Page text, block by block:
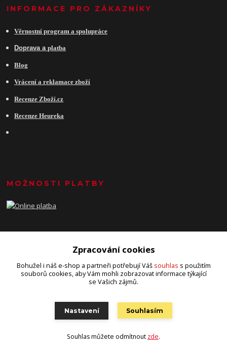
INFORMACE PRO ZÁKAZNÍKY
Věrnostní program a spolupráce
Doprava aplatba
Blog
Vrácení a reklamace zboží
Recenze Zboží.cz
Recenze Heureka
MOŽNOSTI PLATBY
Zpracování cookies
Bohužel i náš e-shop a partneři potřebují Váš souhlas s použitím
souborů cookies, aby Vám mohli zobrazovat informace týkající
se Vašich zájmů.
Nastavení Souhlasím
Souhlas můžete odmítnout zde.